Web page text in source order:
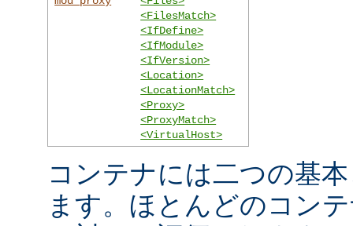
<FilesMatch>
<IfDefine>
<IfModule>
<IfVersion>
<Location>
<LocationMatch>
<Proxy>
<ProxyMatch>
<VirtualHost>
コンテナには二つの基
ます。ほとんどのコン